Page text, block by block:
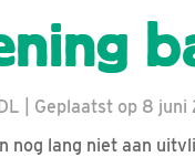
| Geplaatst op 8 juni
nog lang niet aan